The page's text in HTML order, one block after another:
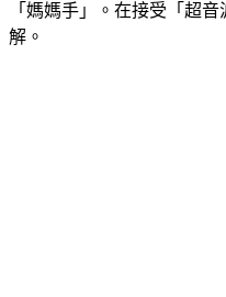
「媽媽手」。在接受「超
解。